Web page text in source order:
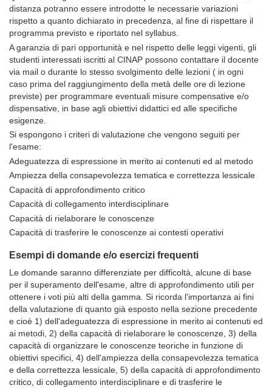
distanza potranno essere introdotte le necessarie variazioni
rispetto a quanto dichiarato in precedenza, al fine di rispettare il
programma previsto e riportato nel syllabus.
A garanzia di pari opportunità e nel rispetto delle leggi vigenti, gli
studenti interessati iscritti al CINAP possono contattare il docente
via mail o durante lo stesso svolgimento delle lezioni ( in ogni
caso prima del raggiungimento della metà delle ore di lezione
previste) per programmare eventuali misure compensative e/o
dispensative, in base agli obiettivi didattici ed alle specifiche
esigenze.
Si espongono i criteri di valutazione che vengono seguiti per
l'esame:
Adeguatezza di espressione in merito ai contenuti ed al metodo
Ampiezza della consapevolezza tematica e correttezza lessicale
Capacità di approfondimento critico
Capacità di collegamento interdisciplinare
Capacità di rielaborare le conoscenze
Capacità di trasferire le conoscenze ai contesti operativi
Esempi di domande e/o esercizi frequenti
Le domande saranno differenziate per difficoltà, alcune di base
per il superamento dell'esame, altre di approfondimento utili per
ottenere i voti più alti della gamma. Si ricorda l'importanza ai fini
della valutazione di quanto già esposto nella sezione precedente
e cioè 1) dell'adeguatezza di espressione in merito ai contenuti ed
ai metodi, 2) della capacità di rielaborare le conoscenze, 3) della
capacità di organizzare le conoscenze teoriche in funzione di
obiettivi specifici, 4) dell'ampiezza della consapevolezza tematica
e della correttezza lessicale, 5) della capacità di approfondimento
critico, di collegamento interdisciplinare e di trasferire le